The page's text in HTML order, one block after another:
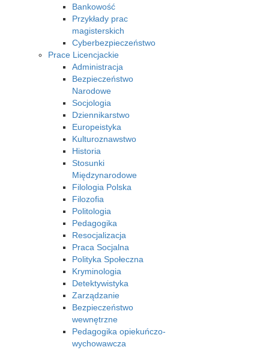
Bankowość
Przykłady prac
magisterskich
Cyberbezpieczeństwo
Prace Licencjackie
Administracja
Bezpieczeństwo
Narodowe
Socjologia
Dziennikarstwo
Europeistyka
Kulturoznawstwo
Historia
Stosunki
Międzynarodowe
Filologia Polska
Filozofia
Politologia
Pedagogika
Resocjalizacja
Praca Socjalna
Polityka Społeczna
Kryminologia
Detektywistyka
Zarządzanie
Bezpieczeństwo
wewnętrzne
Pedagogika opiekuńczo-
wychowawcza